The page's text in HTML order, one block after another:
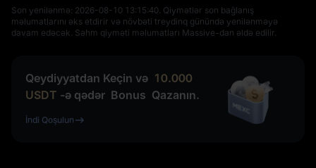
Son yenilənmə: ⁦2026-08-10 13:15:40⁩. Qiymətlər son bağlanış
məlumatlarını əks etdirir və növbəti treydinq günündə yenilənməyə
davam edəcək. Səhm qiyməti məlumatları Massive-dan əldə edilir.
Qeydiyyatdan Keçin və 10.000
USDT -ə qədər Bonus Qazanın.
İndi Qoşulun